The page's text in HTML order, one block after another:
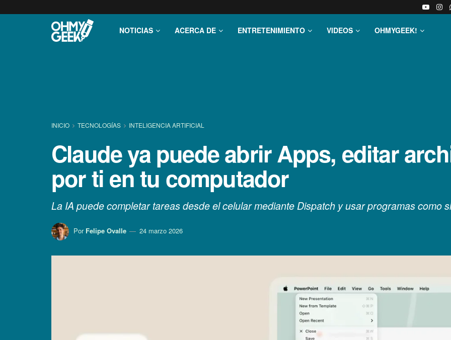
NOTICIAS ACERCA DE ENTRETENIMIENTO VIDEOS OHMYGEEK!
INICIO TECNOLOGÍ­AS INTELIGENCIA ARTIFICIAL
Claude ya puede abrir Apps, editar
por ti en tu computador
La IA puede completar tareas desde el celular mediante Dispatch y usar programas como
Por Felipe Ovalle 24 marzo 2026